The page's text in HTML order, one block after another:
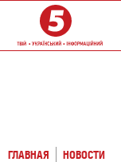
ГЛАВНАЯ НОВОСТИ